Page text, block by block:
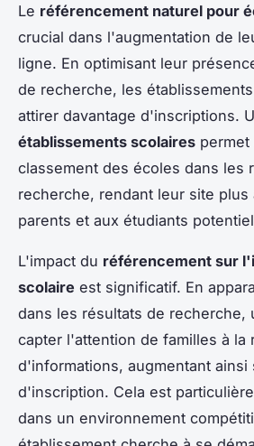
Le référencement naturel pour
crucial dans l'augmentation de
ligne. En optimisant leur
de recherche, les
attirer davantage d'inscriptions.
établissements scolaires
classement des écoles dans les
recherche, rendant leur site plus
parents et aux étudiants
L'impact du référencement sur
scolaire est significatif. En
dans les résultats de recherche,
capter l'attention de familles à la
d'informations, augmentant ainsi
d'inscription. Cela est
dans un environnement